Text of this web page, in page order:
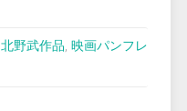
北野武作品, 映画パンフレ